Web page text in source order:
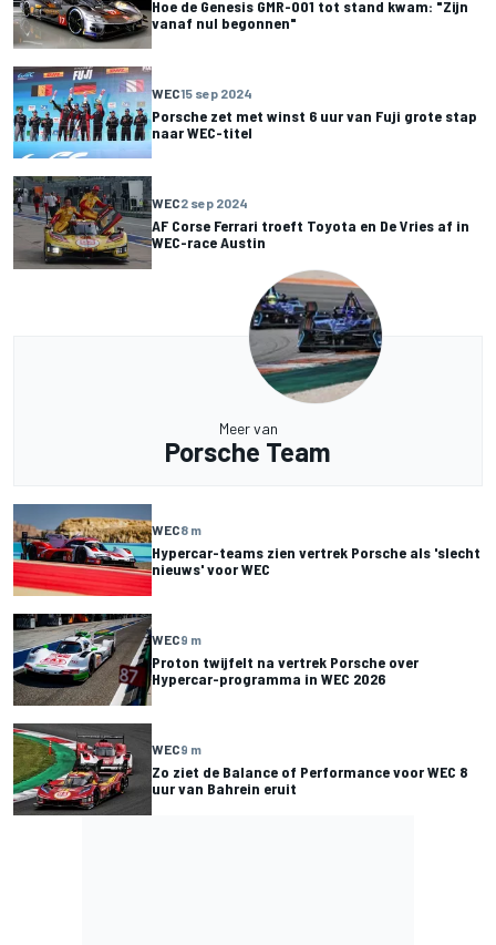
Hoe de Genesis GMR-001 tot stand kwam: "Zijn
vanaf nul begonnen"
WEC15 sep 2024
Porsche zet met winst 6 uur van Fuji grote stap
naar WEC-titel
WEC2 sep 2024
AF Corse Ferrari troeft Toyota en De Vries af in
WEC-race Austin
Meer van
Porsche Team
WEC8 m
Hypercar-teams zien vertrek Porsche als 'slecht
nieuws' voor WEC
WEC9 m
Proton twijfelt na vertrek Porsche over
Hypercar-programma in WEC 2026
WEC9 m
Zo ziet de Balance of Performance voor WEC 8
uur van Bahrein eruit